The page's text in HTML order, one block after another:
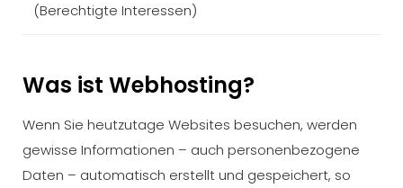
(Berechtigte Interessen)
Was ist Webhosting?
Wenn Sie heutzutage Websites besuchen, werden
gewisse Informationen – auch personenbezogene
Daten – automatisch erstellt und gespeichert, so